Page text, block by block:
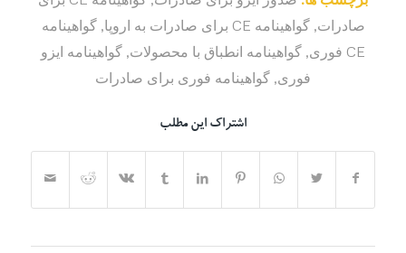
صادرات ,گواهینامه CE برای صادرات به اروپا ,گواهینامه
CE فوری
گواهینامه انطباق با محصولات گواهینامه ایزو
فوری گواهینامه فوری برای صادرات
اشتراک این مطلب